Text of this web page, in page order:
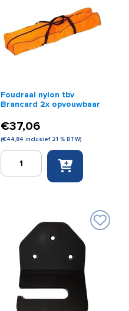
Foudraal nylon tbv
Brancard 2x opvouwbaar
€37,06
(€44,84 inclusief 21 % BTW)
Foudraal